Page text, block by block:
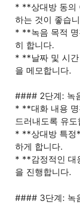
* **상대방 동의
하는 것이 좋습
* **녹음 목적
히 합니다.
* **날짜 및 시
을 메모합니다.
#### 2단계: 녹
* **대화 내용
드러내도록 유도
* **상대방 특정
하게 합니다.
* **감정적인 대
을 진행합니다.
#### 3단계: 녹